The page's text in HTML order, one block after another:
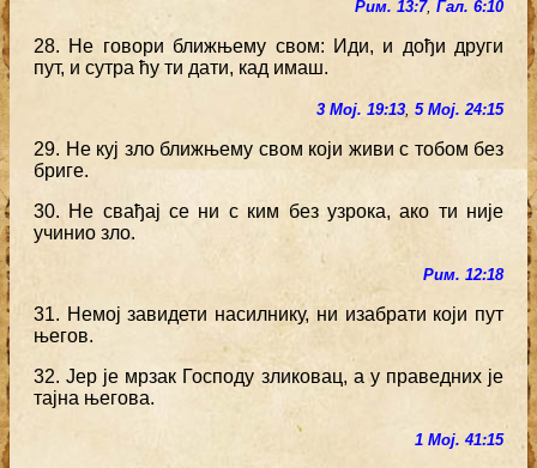
Рим. 13:7, Гал. 6:10
28. Не говори ближњему свом: Иди, и дођи други
пут, и сутра ћу ти дати, кад имаш.
3 Мој. 19:13, 5 Мој. 24:15
29. Не куј зло ближњему свом који живи с тобом без
бриге.
30. Не свађај се ни с ким без узрока, ако ти није
учинио зло.
Рим. 12:18
31. Немој завидети насилнику, ни изабрати који пут
његов.
32. Јер је мрзак Господу зликовац, а у праведних је
тајна његова.
1 Мој. 41:15